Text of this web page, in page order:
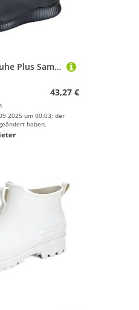
Herren Regenschuhe Plus Samt Warm halten Mittlerer Lauf Bequem Verschleißfest rutschfest Wasserdicht Winter Für Industrie Handwerk(40)
43,27 €
um 00:03; der
haben.